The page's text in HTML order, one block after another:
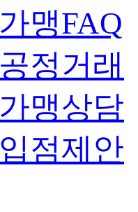
가맹FAQ
공정거래
가맹상담
입점제안